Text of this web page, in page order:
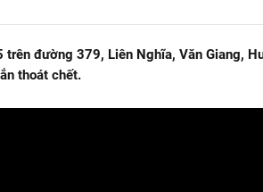
đường 379, Liên Nghĩa, Văn Giang,
thoát chết.